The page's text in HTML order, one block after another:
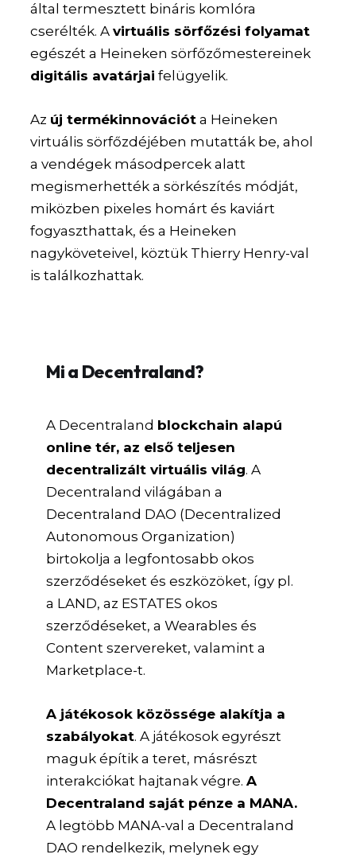
által termesztett bináris komlóra
cserélték. Avirtuális sörfőzési folyamat
egészét a Heineken sörfőzőmestereinek
digitális avatárjai felügyelik.
Az új termékinnovációt a Heineken
virtuális sörfőzdéjében mutatták be, ahol
a vendégek másodpercek alatt
megismerhették a sörkészítés módját,
miközben pixeles homárt és kaviárt
fogyaszthattak, és a Heineken
nagyköveteivel, köztük Thierry Henry-val
is találkozhattak.
Mi a Decentraland?
A Decentraland blockchain alapú
online tér, az első teljesen
decentralizált virtuális világ. A
Decentraland világában a
Decentraland DAO (Decentralized
Autonomous Organization)
birtokolja a legfontosabb okos
szerződéseket és eszközöket, így pl.
a LAND, az ESTATES okos
szerződéseket, a Wearables és
Content szervereket, valamint a
Marketplace-t.
A játékosok közössége alakítja a
szabályokat. A játékosok egyrészt
maguk építik a teret, másrészt
interakciókat hajtanak végre.A
Decentraland saját pénze a MANA.
A legtöbb MANA-val a Decentraland
DAO rendelkezik, melynek egy